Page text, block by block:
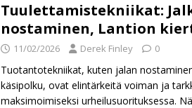
Tuulettamistekniikat:
nostaminen, Lantion
11/02/2026 Derek Finley 0
Tuotantotekniikat, kuten jalan
käsipolku, ovat elintärkeitä voiman ja
maksimoimiseksi urheilusuorituksessa.